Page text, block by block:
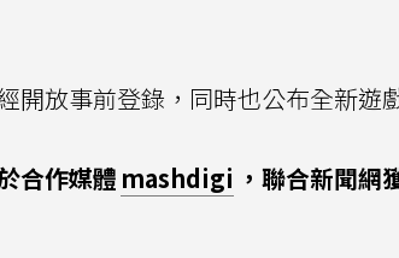
開放事前登錄，同時也公布全新遊
合作媒體 mashdigi ，聯合新聞網